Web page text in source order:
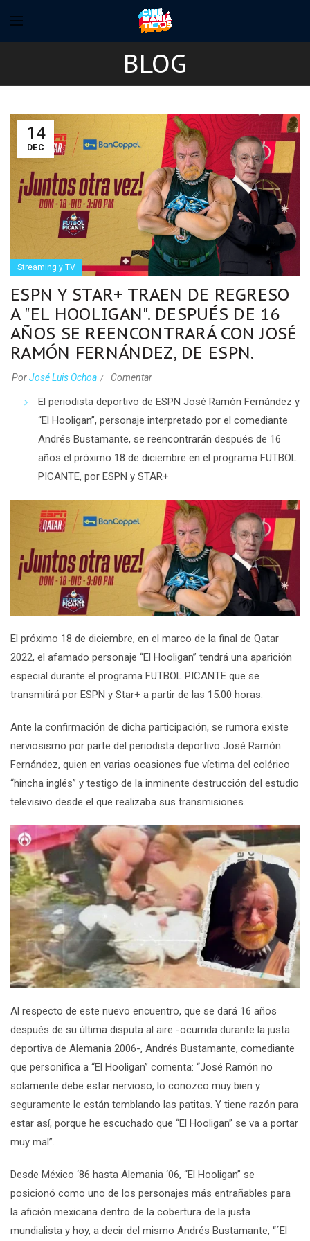
BLOG
14
DEC
Streaming y TV
ESPN Y STAR+ TRAEN DE REGRESO
A "EL HOOLIGAN". DESPUÉS DE 16
AÑOS SE REENCONTRARÁ CON JOSÉ
RAMÓN FERNÁNDEZ, DE ESPN.
PorJosé Luis Ochoa Comentar
El periodista deportivo de ESPN José Ramón Fernández y
“El Hooligan”, personaje interpretado por el comediante
Andrés Bustamante, se reencontrarán después de 16
años el próximo 18 de diciembre en el programa FUTBOL
PICANTE, por ESPN y STAR+
El próximo 18 de diciembre, en el marco de la final de Qatar
2022, el afamado personaje “El Hooligan” tendrá una aparición
especial durante el programa FUTBOL PICANTE que se
transmitirá por ESPN y Star+ a partir de las 15:00 horas.
Ante la confirmación de dicha participación, se rumora existe
nerviosismo por parte del periodista deportivo José Ramón
Fernández, quien en varias ocasiones fue víctima del colérico
“hincha inglés” y testigo de la inminente destrucción del estudio
televisivo desde el que realizaba sus transmisiones.
Al respecto de este nuevo encuentro, que se dará 16 años
después de su última disputa al aire -ocurrida durante la justa
deportiva de Alemania 2006-, Andrés Bustamante, comediante
que personifica a “El Hooligan” comenta: “José Ramón no
solamente debe estar nervioso, lo conozco muy bien y
seguramente le están temblando las patitas. Y tiene razón para
estar así, porque he escuchado que “El Hooligan” se va a portar
muy mal”.
Desde México ‘86 hasta Alemania ‘06, “El Hooligan” se
posicionó como uno de los personajes más entrañables para
la afición mexicana dentro de la cobertura de la justa
mundialista y hoy, a decir del mismo Andrés Bustamante, “´El